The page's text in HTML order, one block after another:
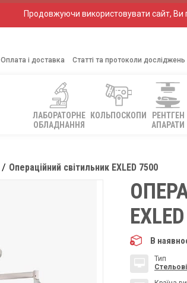
Продовжуючи використовувати сайт, Ви
Оплата і доставка Статті та протоколи досліджень
ЛАБОРАТОРНЕ
ОБЛАДНАННЯ
КОЛЬПОСКОПИ
РЕНТГЕН
АПАРАТИ
Операційний світильник EXLED 7500
В
Тип